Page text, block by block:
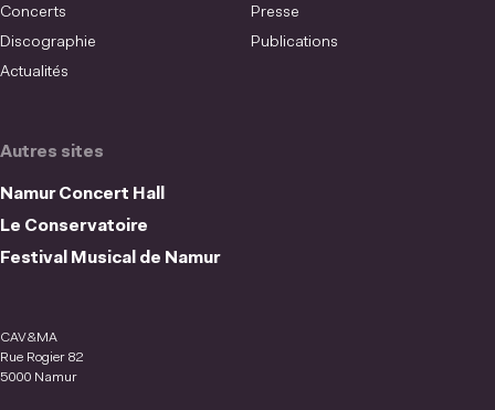
Autres sites
Namur Concert Hall
Le Conservatoire
Festival Musical de Namur
Concerts
Presse
Discographie
Publications
Actualités
CAV&MA
Rue Rogier 82
5000 Namur